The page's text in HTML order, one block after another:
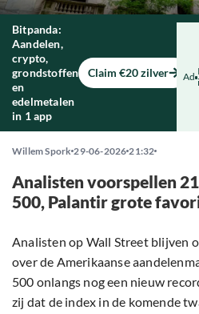
Bitpanda:
Aandelen,
crypto,
grondstoffen
en
edelmetalen
in 1 app
Claim €20 zilver Ad
Willem Spork 29-06-2026 21:32
Analisten voorspellen
500, Palantir grote
Analisten op Wall Street blijven
over de Amerikaanse
500 onlangs nog een nieuw
zij dat de index in de komende